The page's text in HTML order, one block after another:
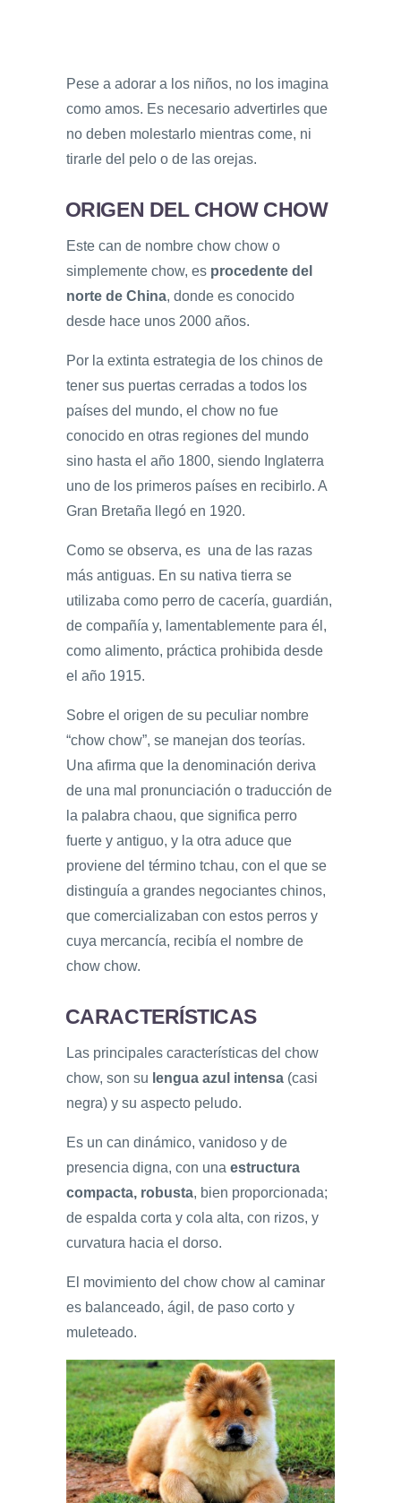
Pese a adorar a los niños, no los imagina
como amos. Es necesario advertirles que
no deben molestarlo mientras come, ni
tirarle del pelo o de las orejas.
ORIGEN DEL CHOW CHOW
Este can de nombre chow chow o
simplemente chow, es procedente del
norte de China, donde es conocido
desde hace unos 2000 años.
Por la extinta estrategia de los chinos de
tener sus puertas cerradas a todos los
países del mundo, el chow no fue
conocido en otras regiones del mundo
sino hasta el año 1800, siendo Inglaterra
uno de los primeros países en recibirlo. A
Gran Bretaña llegó en 1920.
Como se observa, es una de las razas
más antiguas. En su nativa tierra se
utilizaba como perro de cacería, guardián,
de compañía y, lamentablemente para él,
como alimento, práctica prohibida desde
el año 1915.
Sobre el origen de su peculiar nombre
“chow chow”, se manejan dos teorías.
Una afirma que la denominación deriva
de una mal pronunciación o traducción de
la palabra chaou, que significa perro
fuerte y antiguo, y la otra aduce que
proviene del término tchau, con el que se
distinguía a grandes negociantes chinos,
que comercializaban con estos perros y
cuya mercancía, recibía el nombre de
chow chow.
CARACTERÍSTICAS
Las principales características del chow
chow, son su lengua azul intensa (casi
negra) y su aspecto peludo.
Es un can dinámico, vanidoso y de
presencia digna, con una estructura
compacta, robusta, bien proporcionada;
de espalda corta y cola alta, con rizos, y
curvatura hacia el dorso.
El movimiento del chow chow al caminar
es balanceado, ágil, de paso corto y
muleteado.